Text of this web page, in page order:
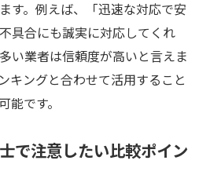
す。例えば、「迅速な対応で安
具合にも誠実に対応してくれ
い業者は信頼度が高いと言えま
キングと合わせて活用すること
能です。
で注意したい比較ポイン